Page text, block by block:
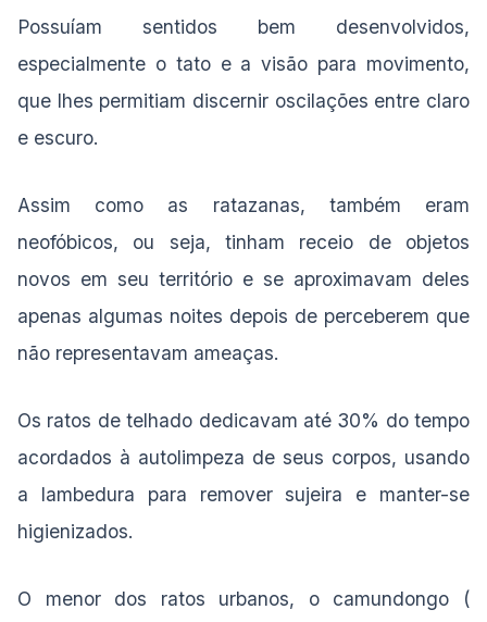
Possuíam sentidos bem desenvolvidos,
especialmente o tato e a visão para movimento,
que lhes permitiam discernir oscilações entre claro
e escuro.
Assim como as ratazanas, também eram
neofóbicos, ou seja, tinham receio de objetos
novos em seu território e se aproximavam deles
apenas algumas noites depois de perceberem que
não representavam ameaças.
Os ratos de telhado dedicavam até 30% do tempo
acordados à autolimpeza de seus corpos, usando
a lambedura para remover sujeira e manter-se
higienizados.
O menor dos ratos urbanos, o camundongo (